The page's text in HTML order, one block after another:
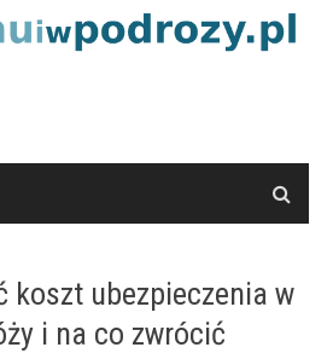
koszt ubezpieczenia w
i na co zwrócić